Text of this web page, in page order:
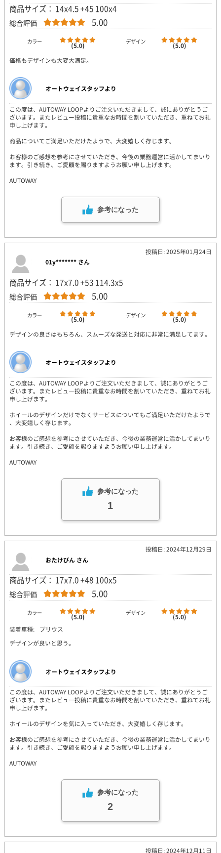
商品サイズ： 14x4.5 +45 100x4
総合評価 5.00
カラー (5.0) デザイン
(5.0)
価格もデザインも大変大満足。
オートウェイスタッフより
この度は、AUTOWAY LOOPよりご注文いただきまして、誠にありがとうご
ざいます。またレビュー投稿に貴重なお時間を割いていただき、重ねてお礼
申し上げます。
商品についてご満足いただけたようで、大変嬉しく存じます。
お客様のご感想を参考にさせていただき、今後の業務運営に活かしてまいり
ます。引き続き、ご愛顧を賜りますようお願い申し上げます。
AUTOWAY
参考になった
投稿日: 2025年01月24日
01y******* さん
商品サイズ： 17x7.0 +53 114.3x5
総合評価 5.00
カラー (5.0) デザイン
(5.0)
デザインの良さはもちろん、スムーズな発送と対応に非常に満足してます。
オートウェイスタッフより
この度は、AUTOWAY LOOPよりご注文いただきまして、誠にありがとうご
ざいます。またレビュー投稿に貴重なお時間を割いていただき、重ねてお礼
申し上げます。
ホイールのデザインだけでなくサービスについてもご満足いただけたようで
、大変嬉しく存じます。
お客様のご感想を参考にさせていただき、今後の業務運営に活かしてまいり
ます。引き続き、ご愛顧を賜りますようお願い申し上げます。
AUTOWAY
参考になった
1
投稿日: 2024年12月29日
おたけびん さん
商品サイズ： 17x7.0 +48 100x5
総合評価 5.00
カラー (5.0) デザイン
(5.0)
装着車種:
プリウス
デザインが良いと思う。
オートウェイスタッフより
この度は、AUTOWAY LOOPよりご注文いただきまして、誠にありがとうご
ざいます。またレビュー投稿に貴重なお時間を割いていただき、重ねてお礼
申し上げます。
ホイールのデザインを気に入っていただき、大変嬉しく存じます。
お客様のご感想を参考にさせていただき、今後の業務運営に活かしてまいり
ます。引き続き、ご愛顧を賜りますようお願い申し上げます。
AUTOWAY
参考になった
2
投稿日: 2024年12月11日